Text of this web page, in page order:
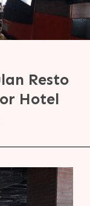
Resto
Hotel